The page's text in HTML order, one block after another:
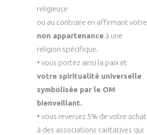
religieuse
ou au contraire en affirmant votre
non appartenance à une
religion spécifique.
• vous portez ainsi la paix et
votre spiritualité universelle
symbolisée par le OM
bienveillant.
• vous reversez 5% de votre achat
à des associations caritatives qui